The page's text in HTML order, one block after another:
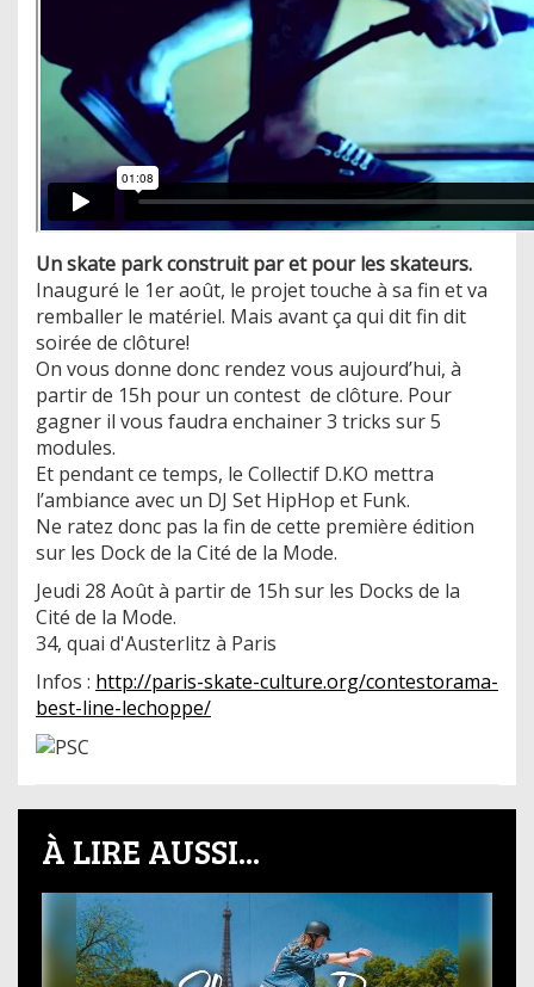
Un skate park construit par et pour les skateurs.
Inauguré le 1er août, le projet touche à sa fin et va
remballer le matériel. Mais avant ça qui dit fin dit
soirée de clôture!
On vous donne donc rendez vous aujourd’hui, à
partir de 15h pour un contest de clôture. Pour
gagner il vous faudra enchainer 3 tricks sur 5
modules.
Et pendant ce temps, le Collectif D.KO mettra
l’ambiance avec un DJ Set HipHop et Funk.
Ne ratez donc pas la fin de cette première édition
sur les Dock de la Cité de la Mode.
Jeudi 28 Août à partir de 15h sur les Docks de la
Cité de la Mode.
34, quai d'Austerlitz à Paris
Infos : http://paris-skate-culture.org/contestorama-
best-line-lechoppe/
À LIRE AUSSI...